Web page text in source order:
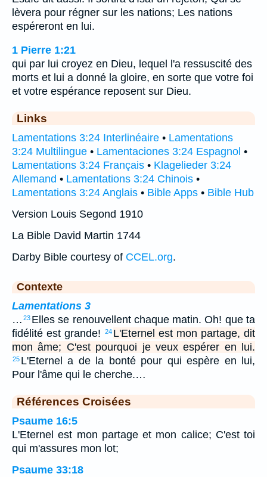
lèvera pour régner sur les nations; Les nations
espéreront en lui.
1 Pierre 1:21
qui par lui croyez en Dieu, lequel l'a ressuscité des
morts et lui a donné la gloire, en sorte que votre foi
et votre espérance reposent sur Dieu.
Links
Lamentations 3:24 Interlinéaire • Lamentations
3:24 Multilingue • Lamentaciones 3:24 Espagnol •
Lamentations 3:24 Français • Klagelieder 3:24
Allemand • Lamentations 3:24 Chinois •
Lamentations 3:24 Anglais • Bible Apps • Bible Hub
Version Louis Segond 1910
La Bible David Martin 1744
Darby Bible courtesy of CCEL.org.
Contexte
Lamentations 3
… 23 Elles se renouvellent chaque matin. Oh! que ta
fidélité est grande!
24 L'Eternel est mon partage, dit
mon âme; C'est pourquoi je veux espérer en lui.
25 L'Eternel a de la bonté pour qui espère en lui,
Pour l'âme qui le cherche.…
Références Croisées
Psaume 16:5
L'Eternel est mon partage et mon calice; C'est toi
qui m'assures mon lot;
Psaume 33:18